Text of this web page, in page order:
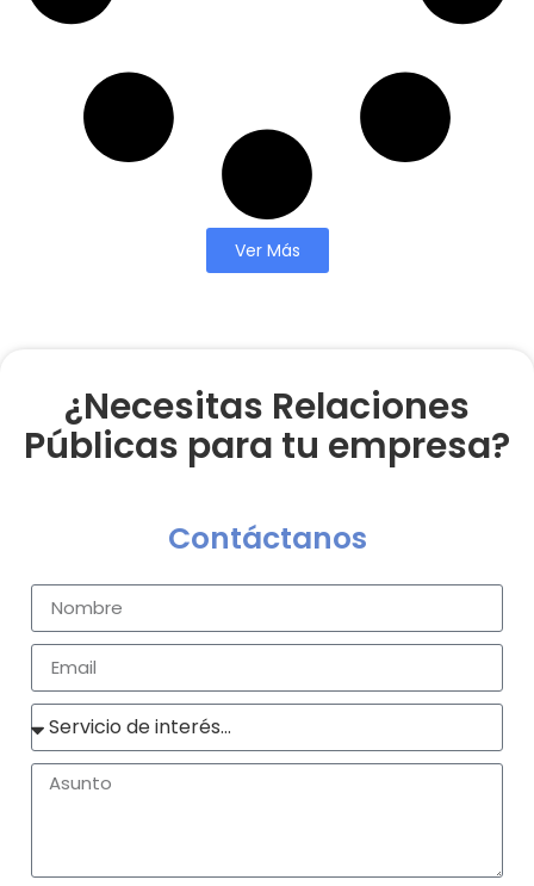
Ver Más
¿Necesitas Relaciones
Públicas para tu empresa?
Contáctanos